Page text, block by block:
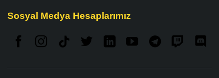
Sosyal Medya Hesaplarımız